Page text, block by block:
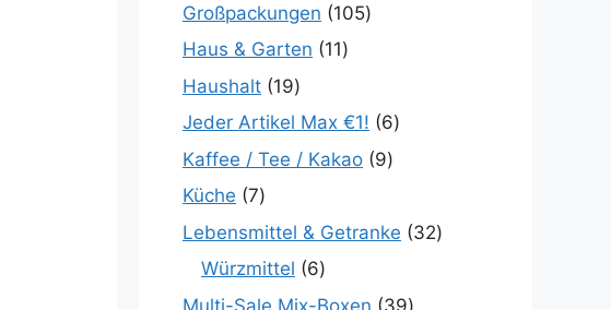
Großpackungen
105
Haus & Garten
11
Haushalt 19
Jeder Artikel Max €1!
6
Kaffee / Tee / Kakao 9
Küche 7
Lebensmittel & Getranke
32
Würzmittel
6
Multi-Sale Mix-Boxen
39